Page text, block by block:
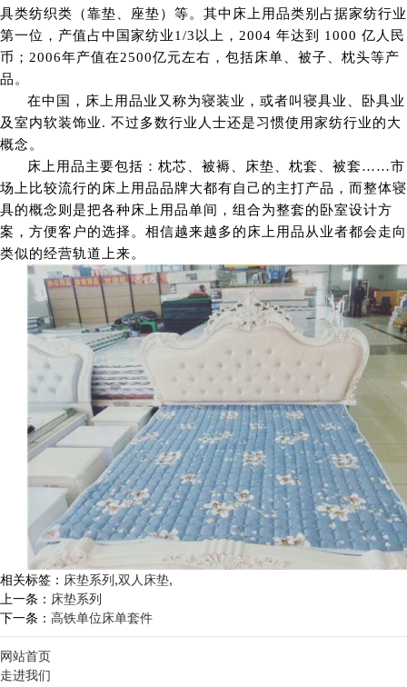
具类纺织类（靠垫、座垫）等。其中床上用品类别占据家纺行业
第一位，产值占中国家纺业1/3以上，2004 年达到 1000 亿人民
币；2006年产值在2500亿元左右，包括床单、被子、枕头等产
品。
在中国，床上用品业又称为寝装业，或者叫寝具业、卧具业
及室内软装饰业. 不过多数行业人士还是习惯使用家纺行业的大
概念。
床上用品主要包括：枕芯、被褥、床垫、枕套、被套……市
场上比较流行的床上用品品牌大都有自己的主打产品，而整体寝
具的概念则是把各种床上用品单间，组合为整套的卧室设计方
案，方便客户的选择。相信越来越多的床上用品从业者都会走向
类似的经营轨道上来。
相关标签： 床垫系列,双人床垫,
上一条： 床垫系列
下一条： 高铁单位床单套件
网站首页
走进我们